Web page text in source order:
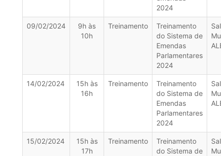
2024
09/02/2024
9h às
10h
Treinamento
Treinamento
do Sistema de
Emendas
Parlamentares
2024
14/02/2024
15h às
16h
Treinamento
Treinamento
do Sistema de
Emendas
Parlamentares
2024
15/02/2024
15h às
17h
Treinamento
Treinamento
do Sistema de